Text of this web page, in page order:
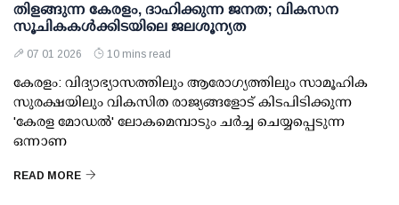
തിളങ്ങുന്ന കേരളം, ദാഹിക്കുന്ന ജനത; വികസന
സൂചികകൾക്കിടയിലെ ജലശൂന്യത
07 01 2026 10 mins read
കേരളം: വിദ്യാഭ്യാസത്തിലും ആരോഗ്യത്തിലും സാമൂഹിക
സുരക്ഷയിലും വികസിത രാജ്യങ്ങളോട് കിടപിടിക്കുന്ന
'കേരള മോഡൽ' ലോകമെമ്പാടും ചർച്ച ചെയ്യപ്പെടുന്ന
ഒന്നാണ
READ MORE